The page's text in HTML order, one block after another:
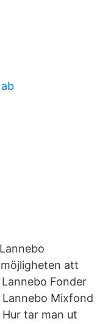
att
Fonder
Mixfond
tar man ut